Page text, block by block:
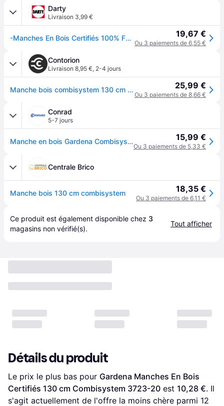
Darty
Livraison 3,99 €
-Manches En Bois Certifiés 100% Fsc Combisystem- 3723-20 19,67 €
Ou 3 paiements de 6,55 €
Contorion
Livraison 8,95 €, 2-4 jours
Manche bois combisystem 130 cm GARDENA 25,99 €
Ou 3 paiements de 8,66 €
Conrad
5-7 jours
Manche en bois Gardena Combisystem 03723-20 130 cm 15,99 €
Ou 3 paiements de 5,33 €
Centrale Brico
Manche bois 130 cm combisystem 18,35 €
Ou 3 paiements de 6,11 €
Ce produit est également disponible chez 3
magasins non vérifié(s).
Tout afficher
Détails du produit
Le prix le plus bas pour Gardena Manches En Bois
Certifiés 130 cm Combisystem 3723-20 est 10,28 €. Il
s'agit actuellement de l'offre la moins chère parmi 12